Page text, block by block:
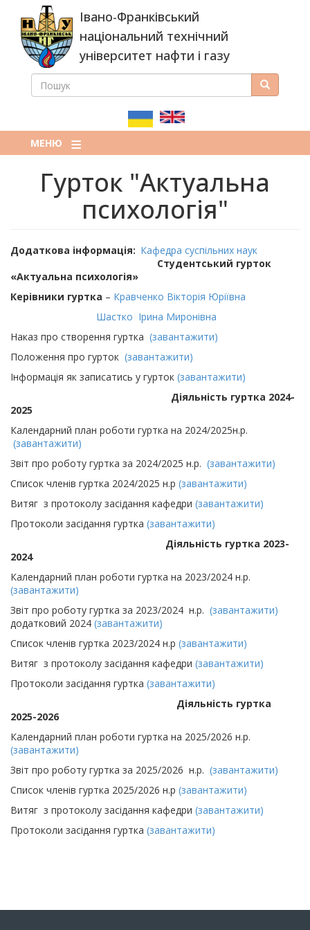
основного
вмісту
Івано-Франківський
національний технічний
університет нафти і газу
ПОШУКОВА
ПОШУК Пошук
МЕНЮ
Гурток "Актуальна
психологія"
Додаткова інформація
Кафедра суспільних наук
Студентський гурток
«Актуальна психологія»
Керівники гуртка – Кравченко Вікторія Юріївна
Шастко Ірина Миронівна
Наказ про створення гуртка (завантажити)
Положення про гурток (завантажити)
Інформація як записатись у гурток (завантажити)
Діяльність гуртка 2024-
2025
Календарний план роботи гуртка на 2024/2025н.р.
(завантажити)
Звіт про роботу гуртка за 2024/2025 н.р. (завантажити)
Список членів гуртка 2024/2025 н.р (завантажити)
Витяг з протоколу засідання кафедри (завантажити)
Протоколи засідання гуртка (завантажити)
Діяльність гуртка 2023-
2024
Календарний план роботи гуртка на 2023/2024 н.р.
(завантажити)
Звіт про роботу гуртка за 2023/2024 н.р. (завантажити)
додатковий 2024 (завантажити)
Список членів гуртка 2023/2024 н.р (завантажити)
Витяг з протоколу засідання кафедри (завантажити)
Протоколи засідання гуртка (завантажити)
Діяльність гуртка
2025-2026
Календарний план роботи гуртка на 2025/2026 н.р.
(завантажити)
Звіт про роботу гуртка за 2025/2026 н.р. (завантажити)
Список членів гуртка 2025/2026 н.р (завантажити)
Витяг з протоколу засідання кафедри (завантажити)
Протоколи засідання гуртка (завантажити)